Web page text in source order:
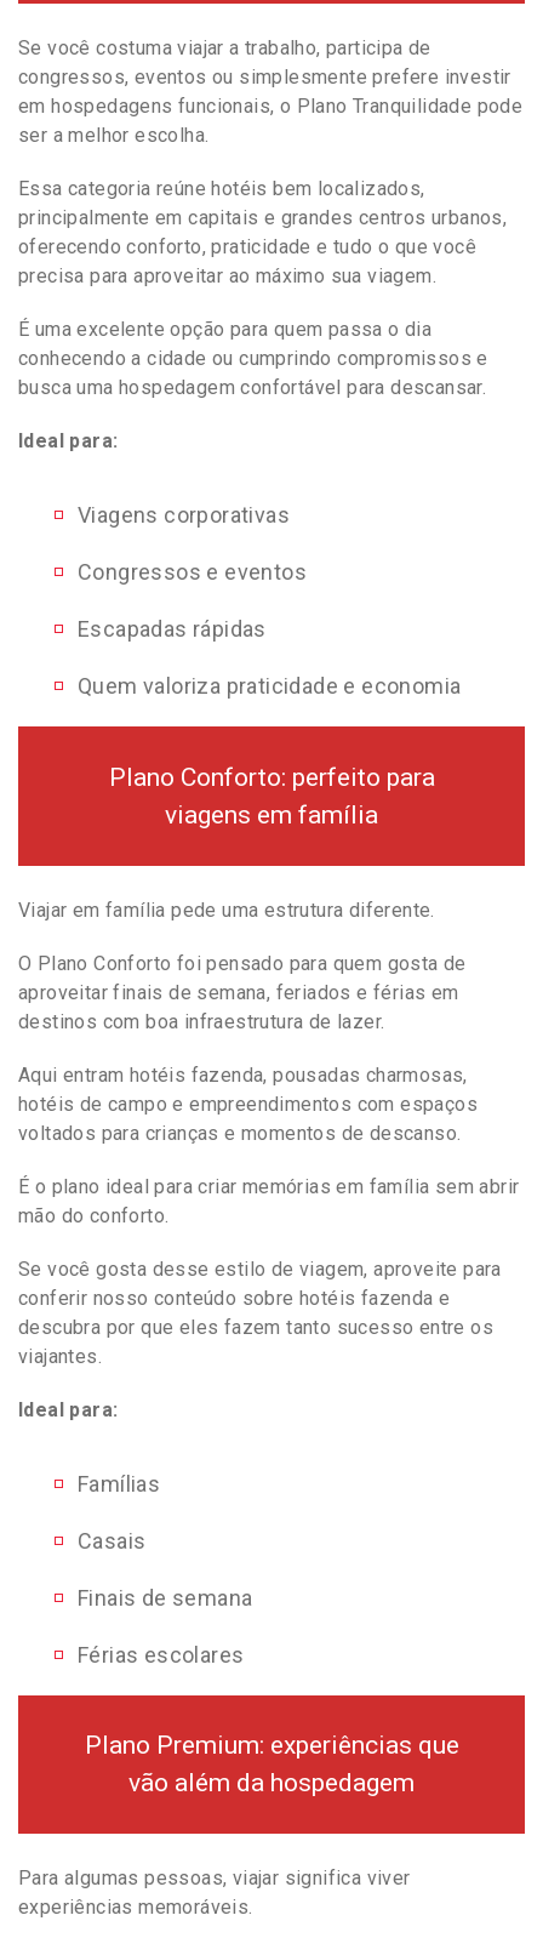
Se você costuma viajar a trabalho, participa de
congressos, eventos ou simplesmente prefere investir
em hospedagens funcionais, o Plano Tranquilidade pode
ser a melhor escolha.
Essa categoria reúne hotéis bem localizados,
principalmente em capitais e grandes centros urbanos,
oferecendo conforto, praticidade e tudo o que você
precisa para aproveitar ao máximo sua viagem.
É uma excelente opção para quem passa o dia
conhecendo a cidade ou cumprindo compromissos e
busca uma hospedagem confortável para descansar.
Ideal para:
Viagens corporativas
Congressos e eventos
Escapadas rápidas
Quem valoriza praticidade e economia
Plano Conforto: perfeito para
viagens em família
Viajar em família pede uma estrutura diferente.
O Plano Conforto foi pensado para quem gosta de
aproveitar finais de semana, feriados e férias em
destinos com boa infraestrutura de lazer.
Aqui entram hotéis fazenda, pousadas charmosas,
hotéis de campo e empreendimentos com espaços
voltados para crianças e momentos de descanso.
É o plano ideal para criar memórias em família sem abrir
mão do conforto.
Se você gosta desse estilo de viagem, aproveite para
conferir nosso conteúdo sobre hotéis fazenda e
descubra por que eles fazem tanto sucesso entre os
viajantes.
Ideal para:
Famílias
Casais
Finais de semana
Férias escolares
Plano Premium: experiências que
vão além da hospedagem
Para algumas pessoas, viajar significa viver
experiências memoráveis.